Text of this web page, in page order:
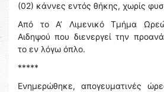
(02) κάννες εντός θήκης, χωρίς
Από το Α’ Λιμενικό Τμήμα
Αιδηψού που διενεργεί την
το εν λόγω όπλο.
*****
Ενημερώθηκε, απογευματινές